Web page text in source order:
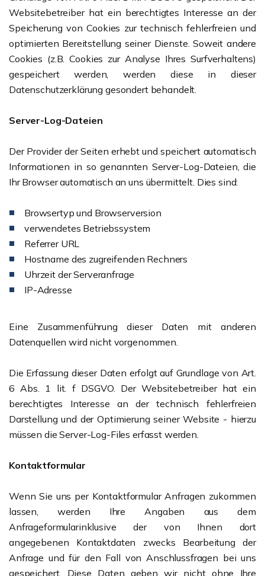
Websitebetreiber hat ein berechtigtes Interesse an der
Speicherung von Cookies zur technisch fehlerfreien und
optimierten Bereitstellung seiner Dienste. Soweit andere
Cookies (z.B. Cookies zur Analyse Ihres Surfverhaltens)
gespeichert werden, werden diese in dieser
Datenschutzerklärung gesondert behandelt.
Server-Log-Dateien
Der Provider der Seiten erhebt und speichert automatisch
Informationen in so genannten Server-Log-Dateien, die
Ihr Browser automatisch an uns übermittelt. Dies sind:
Browsertyp und Browserversion
verwendetes Betriebssystem
Referrer URL
Hostname des zugreifenden Rechners
Uhrzeit der Serveranfrage
IP-Adresse
Eine Zusammenführung dieser Daten mit anderen
Datenquellen wird nicht vorgenommen.
Die Erfassung dieser Daten erfolgt auf Grundlage von Art.
6 Abs. 1 lit. f DSGVO. Der Websitebetreiber hat ein
berechtigtes Interesse an der technisch fehlerfreien
Darstellung und der Optimierung seiner Website - hierzu
müssen die Server-Log-Files erfasst werden.
Kontaktformular
Wenn Sie uns per Kontaktformular Anfragen zukommen
lassen, werden Ihre Angaben aus dem
Anfrageformularinklusive der von Ihnen dort
angegebenen Kontaktdaten zwecks Bearbeitung der
Anfrage und für den Fall von Anschlussfragen bei uns
gespeichert. Diese Daten geben wir nicht ohne Ihre